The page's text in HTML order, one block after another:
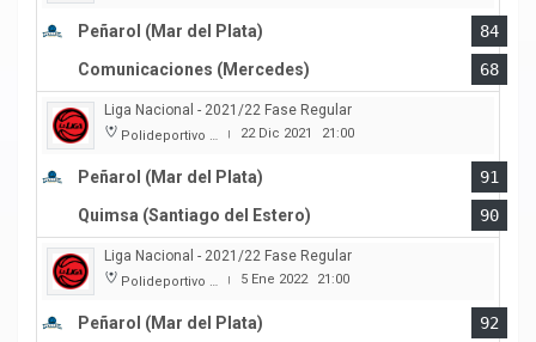
Peñarol (Mar del Plata)
84
Comunicaciones (Mercedes)
68
Liga Nacional - 2021/22 Fase Regular
Polideportivo Islas Malvinas | 22 Dic 2021 21:00
Peñarol (Mar del Plata)
91
Quimsa (Santiago del Estero)
90
Liga Nacional - 2021/22 Fase Regular
Polideportivo Islas Malvinas | 5 Ene 2022 21:00
Peñarol (Mar del Plata)
92